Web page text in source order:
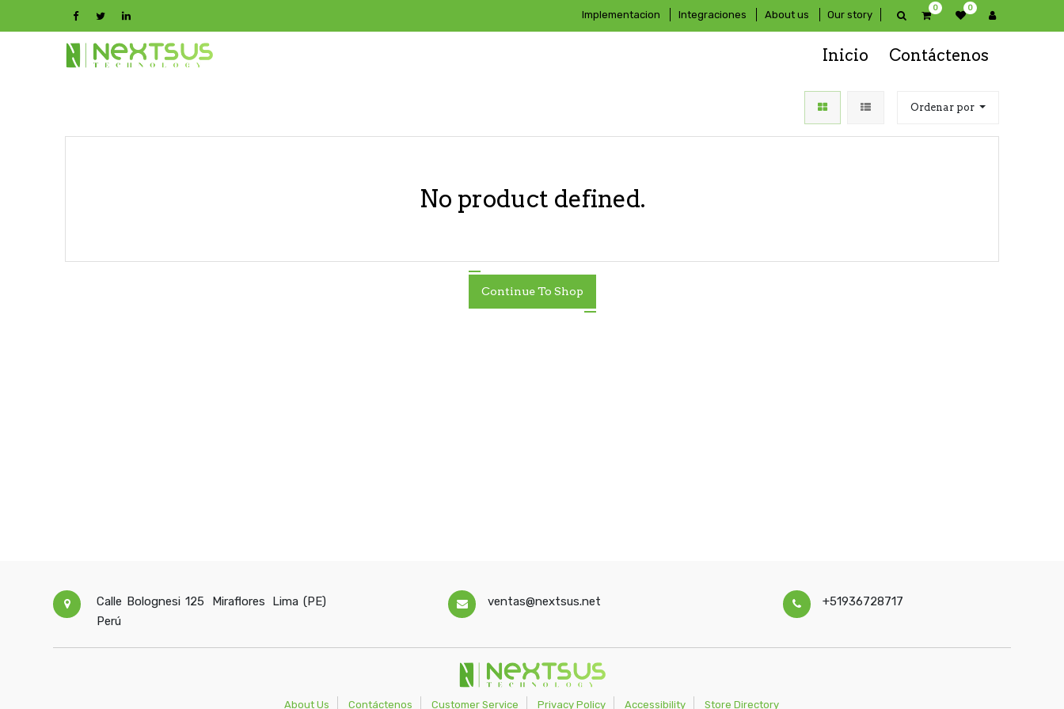
Implementacion Integraciones About us Our story
0 0
Inicio Contáctenos
Ordenar por
No product defined.
Continue To Shop
Calle Bolognesi 125 Miraflores
Lima (PE)
Perú
ventas@nextsus.net +51936728717
About Us Contáctenos Customer Service Privacy Policy Accessibility Store Directory